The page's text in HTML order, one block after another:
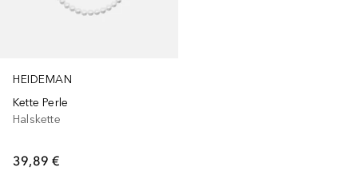
HEIDEMAN
Kette Perle
Halskette
39,89 €